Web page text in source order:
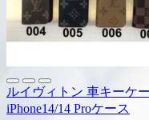
ルイヴィトン 車キーケ
iPhone14/14 Proケース